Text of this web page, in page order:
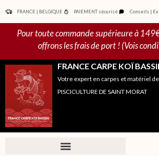
contenu
FRANCE | BELGIQUE PAIEMENT sécurisé Conseils |
Pour toute commande supérieure à
offrons les frais de port ! (Vois
FRANCE CARPE KOÏ
Votre expert en carpes et matériel
PISCICULTURE DE SAINT MORAT